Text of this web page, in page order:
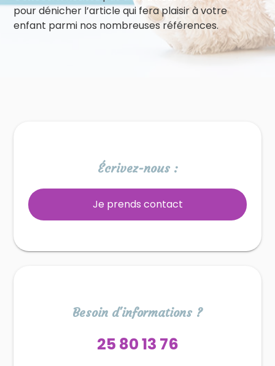
pour dénicher l’article qui fera plaisir à votre
enfant parmi nos nombreuses références.
Écrivez-nous :
Je prends contact
Besoin d'informations ?
25 80 13 76